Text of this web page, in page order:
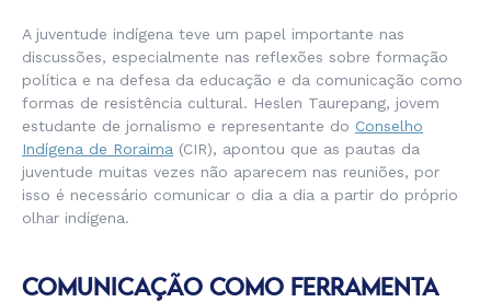
A juventude indígena teve um papel importante nas
discussões, especialmente nas reflexões sobre formação
política e na defesa da educação e da comunicação como
formas de resistência cultural. Heslen Taurepang, jovem
estudante de jornalismo e representante do Conselho
Indígena de Roraima (CIR), apontou que as pautas da
juventude muitas vezes não aparecem nas reuniões, por
isso é necessário comunicar o dia a dia a partir do próprio
olhar indígena.
COMUNICAÇÃO COMO FERRAMENTA